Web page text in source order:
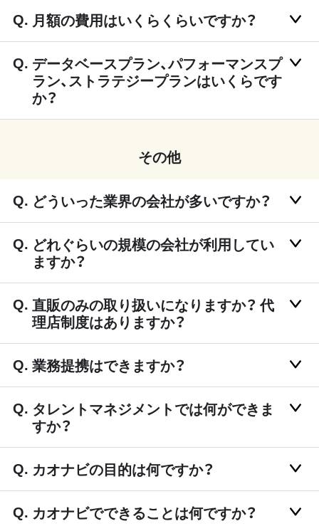
月額の費用はいくらくらいですか？
データベースプラン、パフォーマンスプ
ラン、ストラテジープランはいくらです
か？
その他
どういった業界の会社が多いですか？
どれぐらいの規模の会社が利用してい
ますか？
直販のみの取り扱いになりますか？ 代
理店制度はありますか？
業務提携はできますか？
タレントマネジメントでは何ができま
すか？
カオナビの目的は何ですか？
カオナビでできることは何ですか？